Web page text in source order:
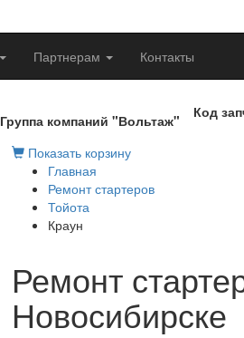
Партнерам Контакты
Группа компаний "Вольтаж"
Код
Показать корзину
Главная
Ремонт стартеров
Тойота
Краун
Ремонт
Новосибирске